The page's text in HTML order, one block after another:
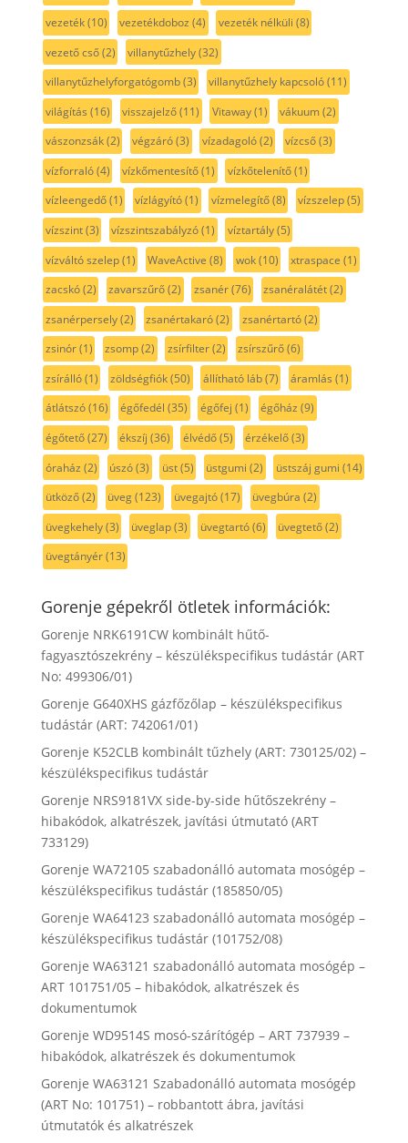
vezeték(10) vezetékdoboz (4) vezeték nélküli (8)
vezető cső(2) villanytűzhely(32)
villanytűzhelyforgatógomb(3) villanytűzhely kapcsoló(11)
világítás (16) visszajelző(11) Vitaway(1) vákuum(2)
vászonzsák(2) végzáró(3) vízadagoló(2) vízcső(3)
vízforraló(4) vízkőmentesítő(1) vízkőtelenítő(1)
vízleengedő(1) vízlágyító(1) vízmelegítő(8) vízszelep(5)
vízszint(3) vízszintszabályzó(1) víztartály(5)
vízváltó szelep(1) WaveActive (8) wok(10) xtraspace (1)
zacskó(2) zavarszűrő(2) zsanér(76) zsanéralátét(2)
zsanérpersely(2) zsanértakaró(2) zsanértartó(2)
zsinór(1) zsomp(2) zsírfilter(2) zsírszűrő(6)
zsírálló(1) zöldségfiók(50) állítható láb(7) áramlás (1)
átlátszó(16) égőfedél (35) égőfej (1) égőház (9)
égőtető(27) ékszíj (36) élvédő(5) érzékelő(3)
óraház (2) úszó(3) üst(5) üstgumi (2) üstszáj gumi (14)
ütköző(2) üveg(123) üvegajtó(17) üvegbúra (2)
üvegkehely(3) üveglap(3) üvegtartó(6) üvegtető(2)
üvegtányér(13)
Gorenje gépekről ötletek információk:
Gorenje NRK6191CW kombinált hűtő-
fagyasztószekrény – készülékspecifikus tudástár (ART
No: 499306/01)
Gorenje G640XHS gázfőzőlap – készülékspecifikus
tudástár (ART: 742061/01)
Gorenje K52CLB kombinált tűzhely (ART: 730125/02) –
készülékspecifikus tudástár
Gorenje NRS9181VX side-by-side hűtőszekrény –
hibakódok, alkatrészek, javítási útmutató (ART
733129)
Gorenje WA72105 szabadonálló automata mosógép –
készülékspecifikus tudástár (185850/05)
Gorenje WA64123 szabadonálló automata mosógép –
készülékspecifikus tudástár (101752/08)
Gorenje WA63121 szabadonálló automata mosógép –
ART 101751/05 – hibakódok, alkatrészek és
dokumentumok
Gorenje WD9514S mosó-szárítógép – ART 737939 –
hibakódok, alkatrészek és dokumentumok
Gorenje WA63121 Szabadonálló automata mosógép
(ART No: 101751) – robbantott ábra, javítási
útmutatók és alkatrészek